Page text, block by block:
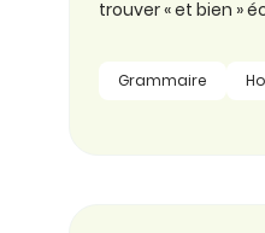
Évaluer le niveau de
trouver « et bien »
Grammaire